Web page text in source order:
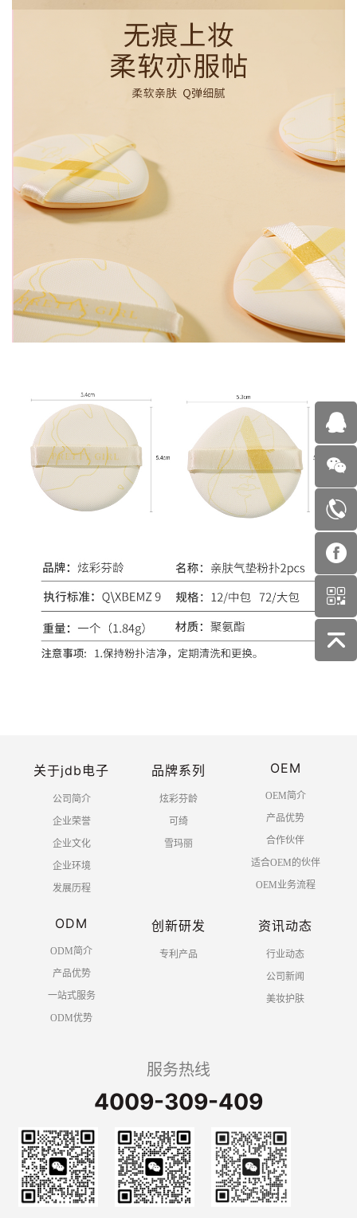
关于jdb电子
公司简介
企业荣誉
企业文化
企业环境
发展历程
品牌系列
炫彩芬龄
可绮
雪玛丽
OEM
OEM简介
产品优势
合作伙伴
适合OEM的伙伴
OEM业务流程
ODM
ODM简介
产品优势
一站式服务
ODM优势
创新研发
专利产品
资讯动态
行业动态
公司新闻
美妆护肤
服务热线
4009-309-409